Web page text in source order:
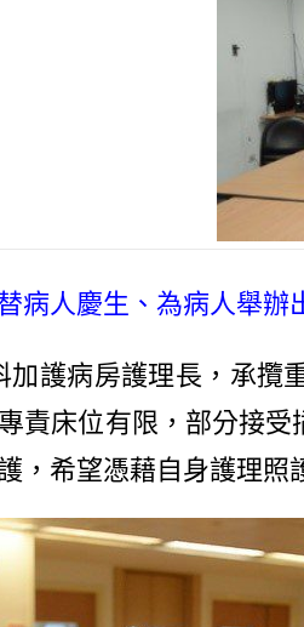
病人慶生、為病人舉
病房護理長，承攬
責床位有限，部分接受
希望憑藉自身護理照